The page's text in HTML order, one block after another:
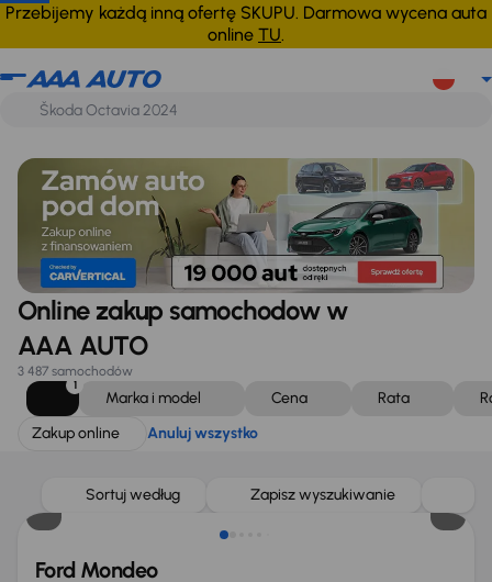
Przebijemy każdą inną ofertę SKUPU. Darmowa wycena auta
online TU.
Zakup online Anuluj wszystko
Online zakup samochodow w
AAA AUTO
3 487 samochodów
1
Marka i model Cena Rata
Zakup online
Anuluj wszystko
Sortuj według Zapisz wyszukiwanie
Taniej o 1 000 zł
Ford Mondeo